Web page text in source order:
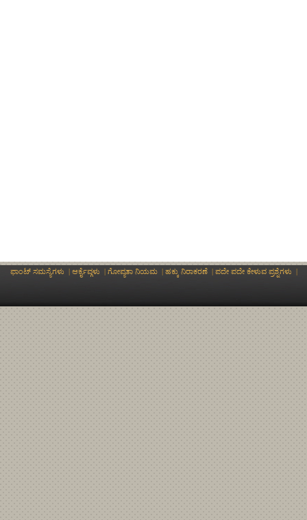
ಫಾಂಟ್ ಸಮಸ್ಯೆಗಳು | ಆರ್ಕೈವ್ಗಳು | ಗೋಪ್ಯತಾ ನಿಯಮ | ಹಕ್ಕು ನಿರಾಕರಣೆ | ಪದೇ ಪದೇ ಕೇಳುವ ಪ್ರಶ್ನೆಗಳು |